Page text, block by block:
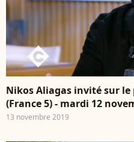
Nikos Aliagas invité sur le
(France 5) - mardi 12
13 novembre 2019